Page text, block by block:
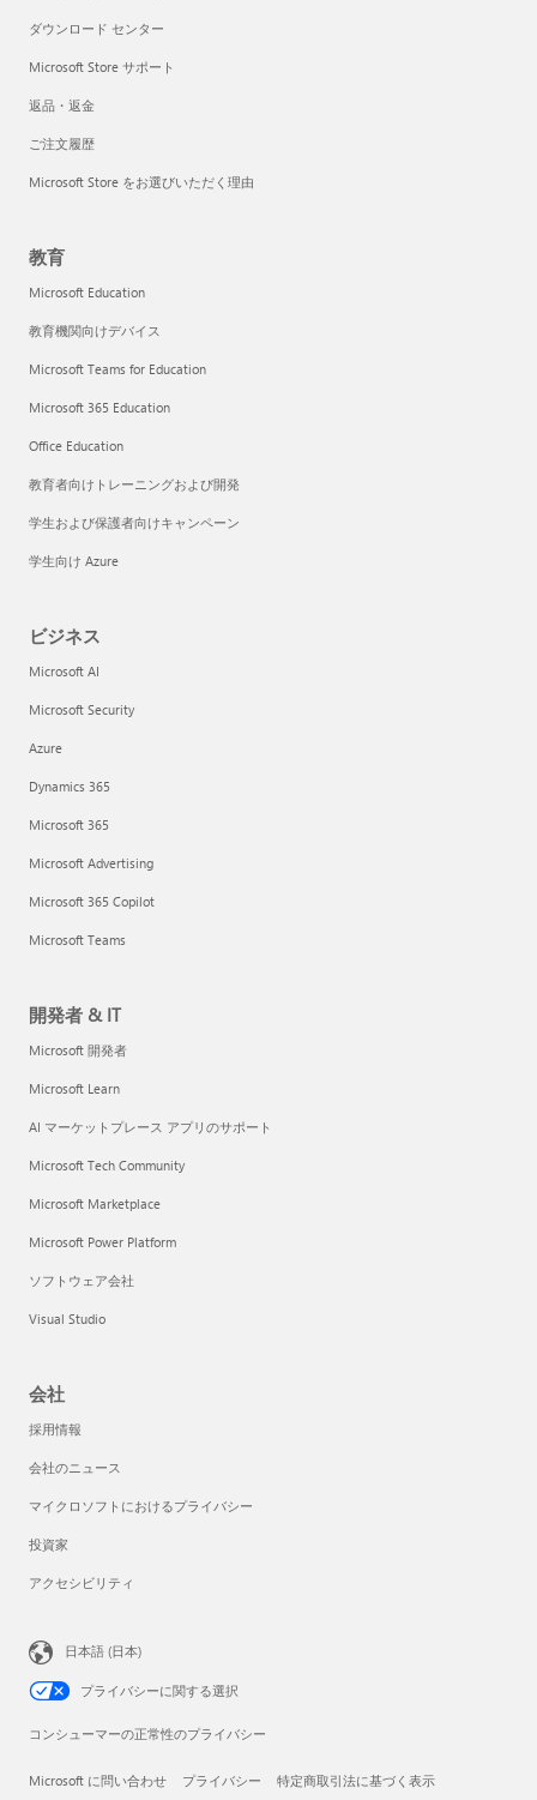
ダウンロード センター
Microsoft Store サポート
返品・返金
ご注文履歴
Microsoft Store をお選びいただく理由
教育
Microsoft Education
教育機関向けデバイス
Microsoft Teams for Education
Microsoft 365 Education
Office Education
教育者向けトレーニングおよび開発
学生および保護者向けキャンペーン
学生向け Azure
ビジネス
Microsoft AI
Microsoft Security
Azure
Dynamics 365
Microsoft 365
Microsoft Advertising
Microsoft 365 Copilot
Microsoft Teams
開発者 & IT
Microsoft 開発者
Microsoft Learn
AI マーケットプレース アプリのサポート
Microsoft Tech Community
Microsoft Marketplace
Microsoft Power Platform
ソフトウェア会社
Visual Studio
会社
採用情報
会社のニュース
マイクロソフトにおけるプライバシー
投資家
アクセシビリティ
日本語 (日本)
プライバシーに関する選択
コンシューマーの正常性のプライバシー
Microsoft に問い合わせ プライバシー 特定商取引法に基づく表示